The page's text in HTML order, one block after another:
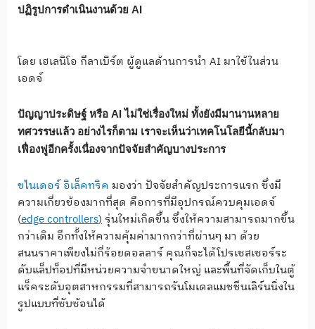
ปฏิรูปการดำเนินงานด้วย AI
โดย เฮเลนิโอ กีลาเบิร์ต ผู้ดูแลด้านการนำ AI มาใช้ในส่วน
เอดจ์
ปัญญาประดิษฐ์ หรือ AIไม่ใช่เรื่องใหม่ ทั้งยังมีมานานหลาย
ทศวรรษแล้ว อย่างไรก็ตาม เราจะเห็นว่าเทคโนโลยีนี้กลับมา
เฟื่องฟูอีกครั้งเนื่องจากปัจจัยสำคัญบางประการ
ชไนเดอร์ อิเล็คทริค มองว่า ปัจจัยสำคัญประการแรก ซึ่งมี
ความเกี่ยวข้องมากที่สุด คือการที่มีอุปกรณ์ควบคุมเอดจ์
(edge controllers) รุ่นใหม่เกิดขึ้น ซึ่งให้ความสามารถมากขึ้น
กว่าเดิม อีกทั้งให้ความคุ้มค่ามากกว่าที่ผ่านๆ มา ด้วย
สนนราคาเพียงไม่กี่ร้อยดอลลาร์ คุณก็จะได้โปรเซสเซอร์ระ
ดับแล็ปท็อปที่มีหน่วยความจำขนาดใหญ่ และพื้นที่จัดเก็บในตู้
แร็คระดับอุตสาหกรรมที่สามารถรันโมเดลแมชชีนเลิร์นนิ่งใน
รูปแบบที่ซับซ้อนได้